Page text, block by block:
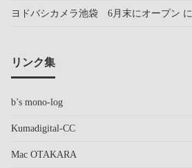
ヨドバシカメラ池袋 6月末にオープン に
リンク集
b’s mono-log
Kumadigital-CC
Mac OTAKARA